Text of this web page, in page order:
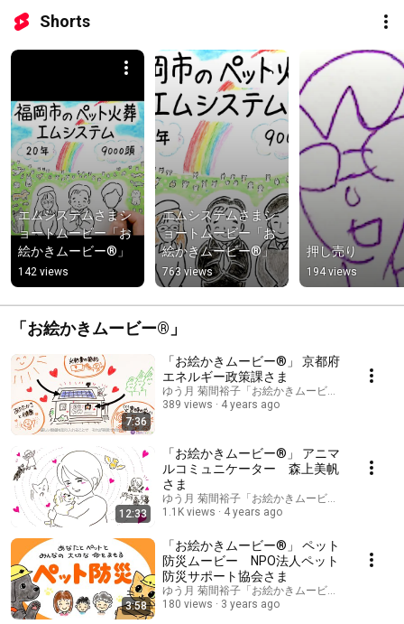
Shorts
エムシステムさまシ
ョートムービー「お
絵かきムービー®」
142 views
エムシステムさまシ
ョートムービー「お
絵かきムービー®」
763 views
押し売り
194 views
「お絵かきムービー®」
7:36
「お絵かきムービー®」 京都府
エネルギー政策課さま
ゆう月 菊間裕子「お絵かきムービークリエイタ
389 views
4 years ago
12:33
「お絵かきムービー®」 アニマ
ルコミュニケーター 森上美帆
さま
ゆう月 菊間裕子「お絵かきムービークリエイタ
1.1K views
4 years ago
3:58
「お絵かきムービー®」 ペット
防災ムービー NPO法人ペット
防災サポート協会さま
ゆう月 菊間裕子「お絵かきムービークリエイタ
180 views
3 years ago